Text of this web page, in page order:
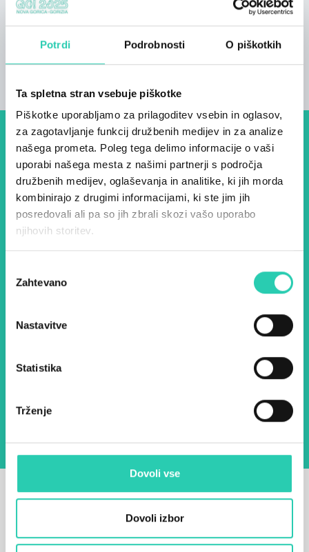
Potrdi Podrobnosti O piškotkih
Ta spletna stran vsebuje piškotke
Piškotke uporabljamo za prilagoditev vsebin in oglasov,
za zagotavljanje funkcij družbenih medijev in za analize
našega prometa. Poleg tega delimo informacije o vaši
uporabi našega mesta z našimi partnerji s področja
družbenih medijev, oglaševanja in analitike, ki jih morda
kombinirajo z drugimi informacijami, ki ste jim jih
posredovali ali pa so jih zbrali skozi vašo uporabo
njihovih storitev.
soglasja
Zahtevano
Nastavitve
Statistika
Trženje
Dovoli vse
Dovoli izbor
Postelje
Dogodki, članki in zgodbe iz
evropske prestolnice kulture
– prijavite se na naš novičnik
in ostanite na tekočem z
našimi aktivnostmi.
Ime *